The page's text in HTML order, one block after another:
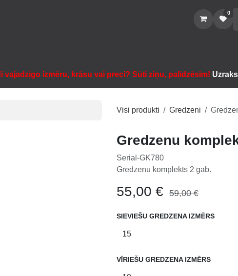
0
vajadzīgo izmēru, krāsu vai preci? Sūti ziņu, palīdzēsim!
Visi produkti Gredzeni
Gredzenu
Serial-GK780
Gredzenu komplekts 2 gab.
55,00 € 59,00€
SIEVIEŠU GREDZENA IZMĒRS
VĪRIEŠU GREDZENA IZMĒRS